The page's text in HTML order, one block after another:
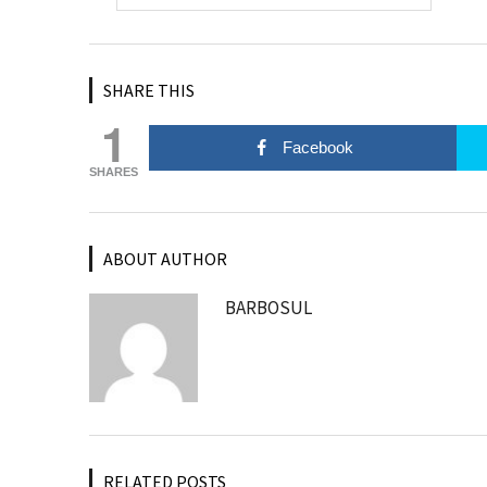
SHARE THIS
1
SHARES
Facebook
ABOUT AUTHOR
BARBOSUL
RELATED POSTS